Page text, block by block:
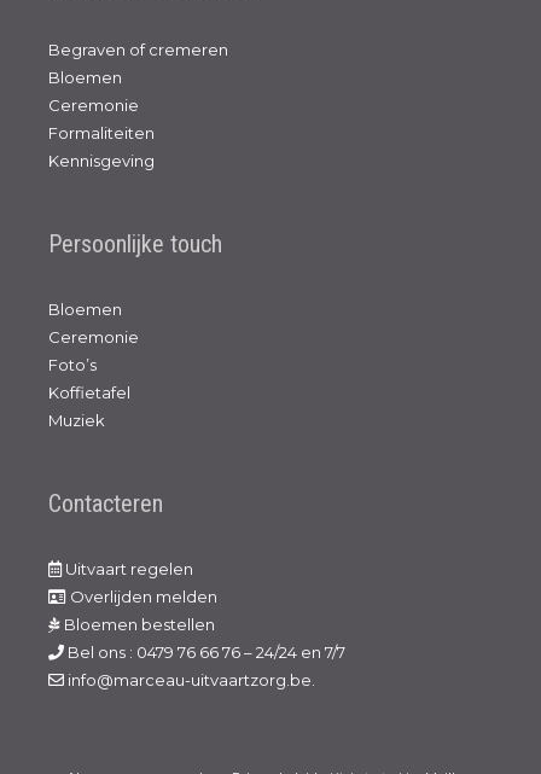
Begraven of cremeren
Bloemen
Ceremonie
Formaliteiten
Kennisgeving
Persoonlijke touch
Bloemen
Ceremonie
Foto’s
Koffietafel
Muziek
Contacteren
Uitvaart regelen
Overlijden melden
Bloemen bestellen
Bel ons : 0479 76 66 76 – 24/24 en 7/7
info@marceau-uitvaartzorg.be.